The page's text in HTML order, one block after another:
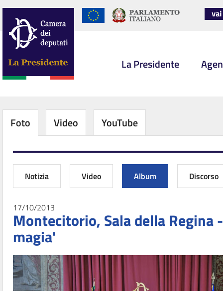
La Presidente
Foto Video YouTube
Notizia Video Album Discorso
17/10/2013
Montecitorio, Sala della Regina
magia'